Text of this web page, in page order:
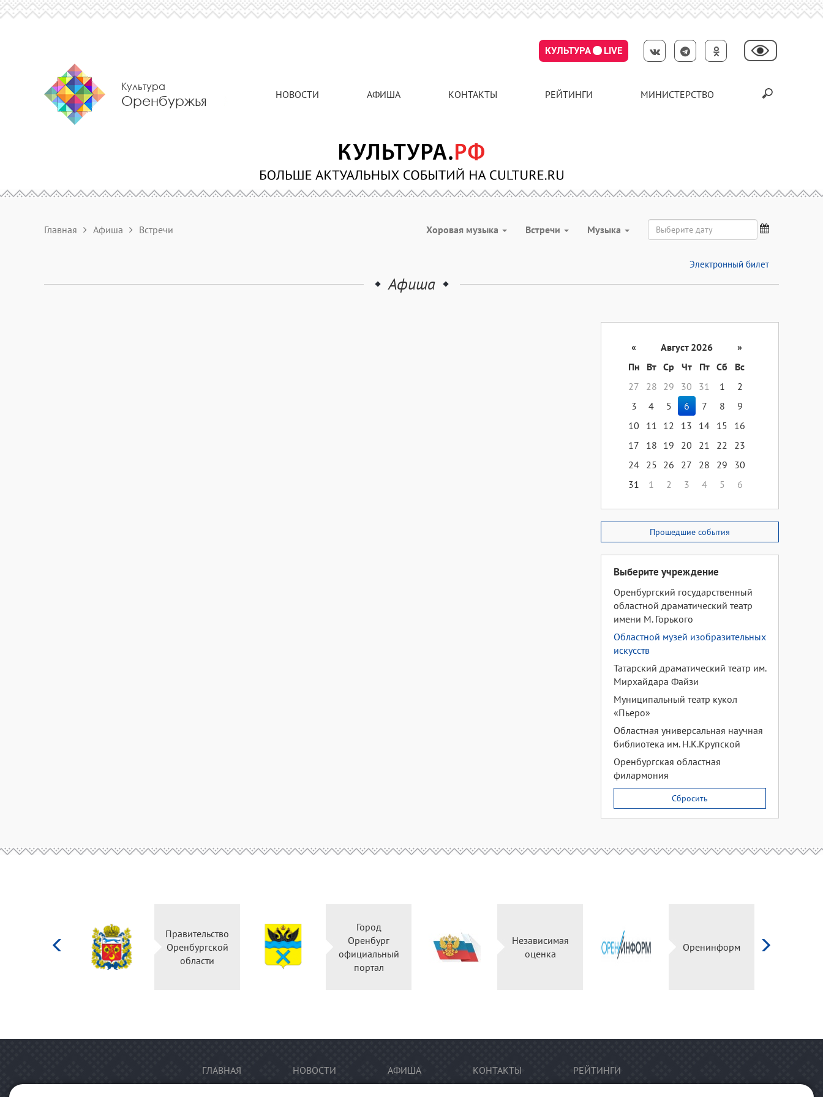
КУЛЬТУРА LIVE
Культура
Оренбуржья НОВОСТИ АФИША КОНТАКТЫ РЕЙТИНГИ МИНИСТЕРСТВО
Главная Афиша Встречи Хоровая музыка Встречи Музыка
Электронный билет
Афиша
« Август 2026
»
Пн
Вт Ср Чт Пт Сб
Вс
27
28 29 30 31 1
2
3
4 5 6 7 8
9
10
11 12 13 14 15
16
17
18 19 20 21 22
23
24 25 26 27 28 29
30
31
1 2 3 4 5 6
Прошедшие события
Выберите учреждение
Оренбургский государственный
областной драматический театр
имени М. Горького
Областной музей изобразительных
искусств
Татарский драматический театр им.
Мирхайдара Файзи
Муниципальный театр кукол
«Пьеро»
Областная универсальная научная
библиотека им. Н.К.Крупской
Оренбургская областная
филармония
Сбросить
Правительство
Оренбургской
области
Город
Оренбург
официальный
портал
Независимая
оценка
Оренинформ
ГЛАВНАЯ НОВОСТИ АФИША КОНТАКТЫ РЕЙТИНГИ